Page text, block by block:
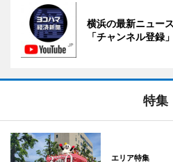
横浜の最新ニュー
「チャンネル登録
特集
エリア特集